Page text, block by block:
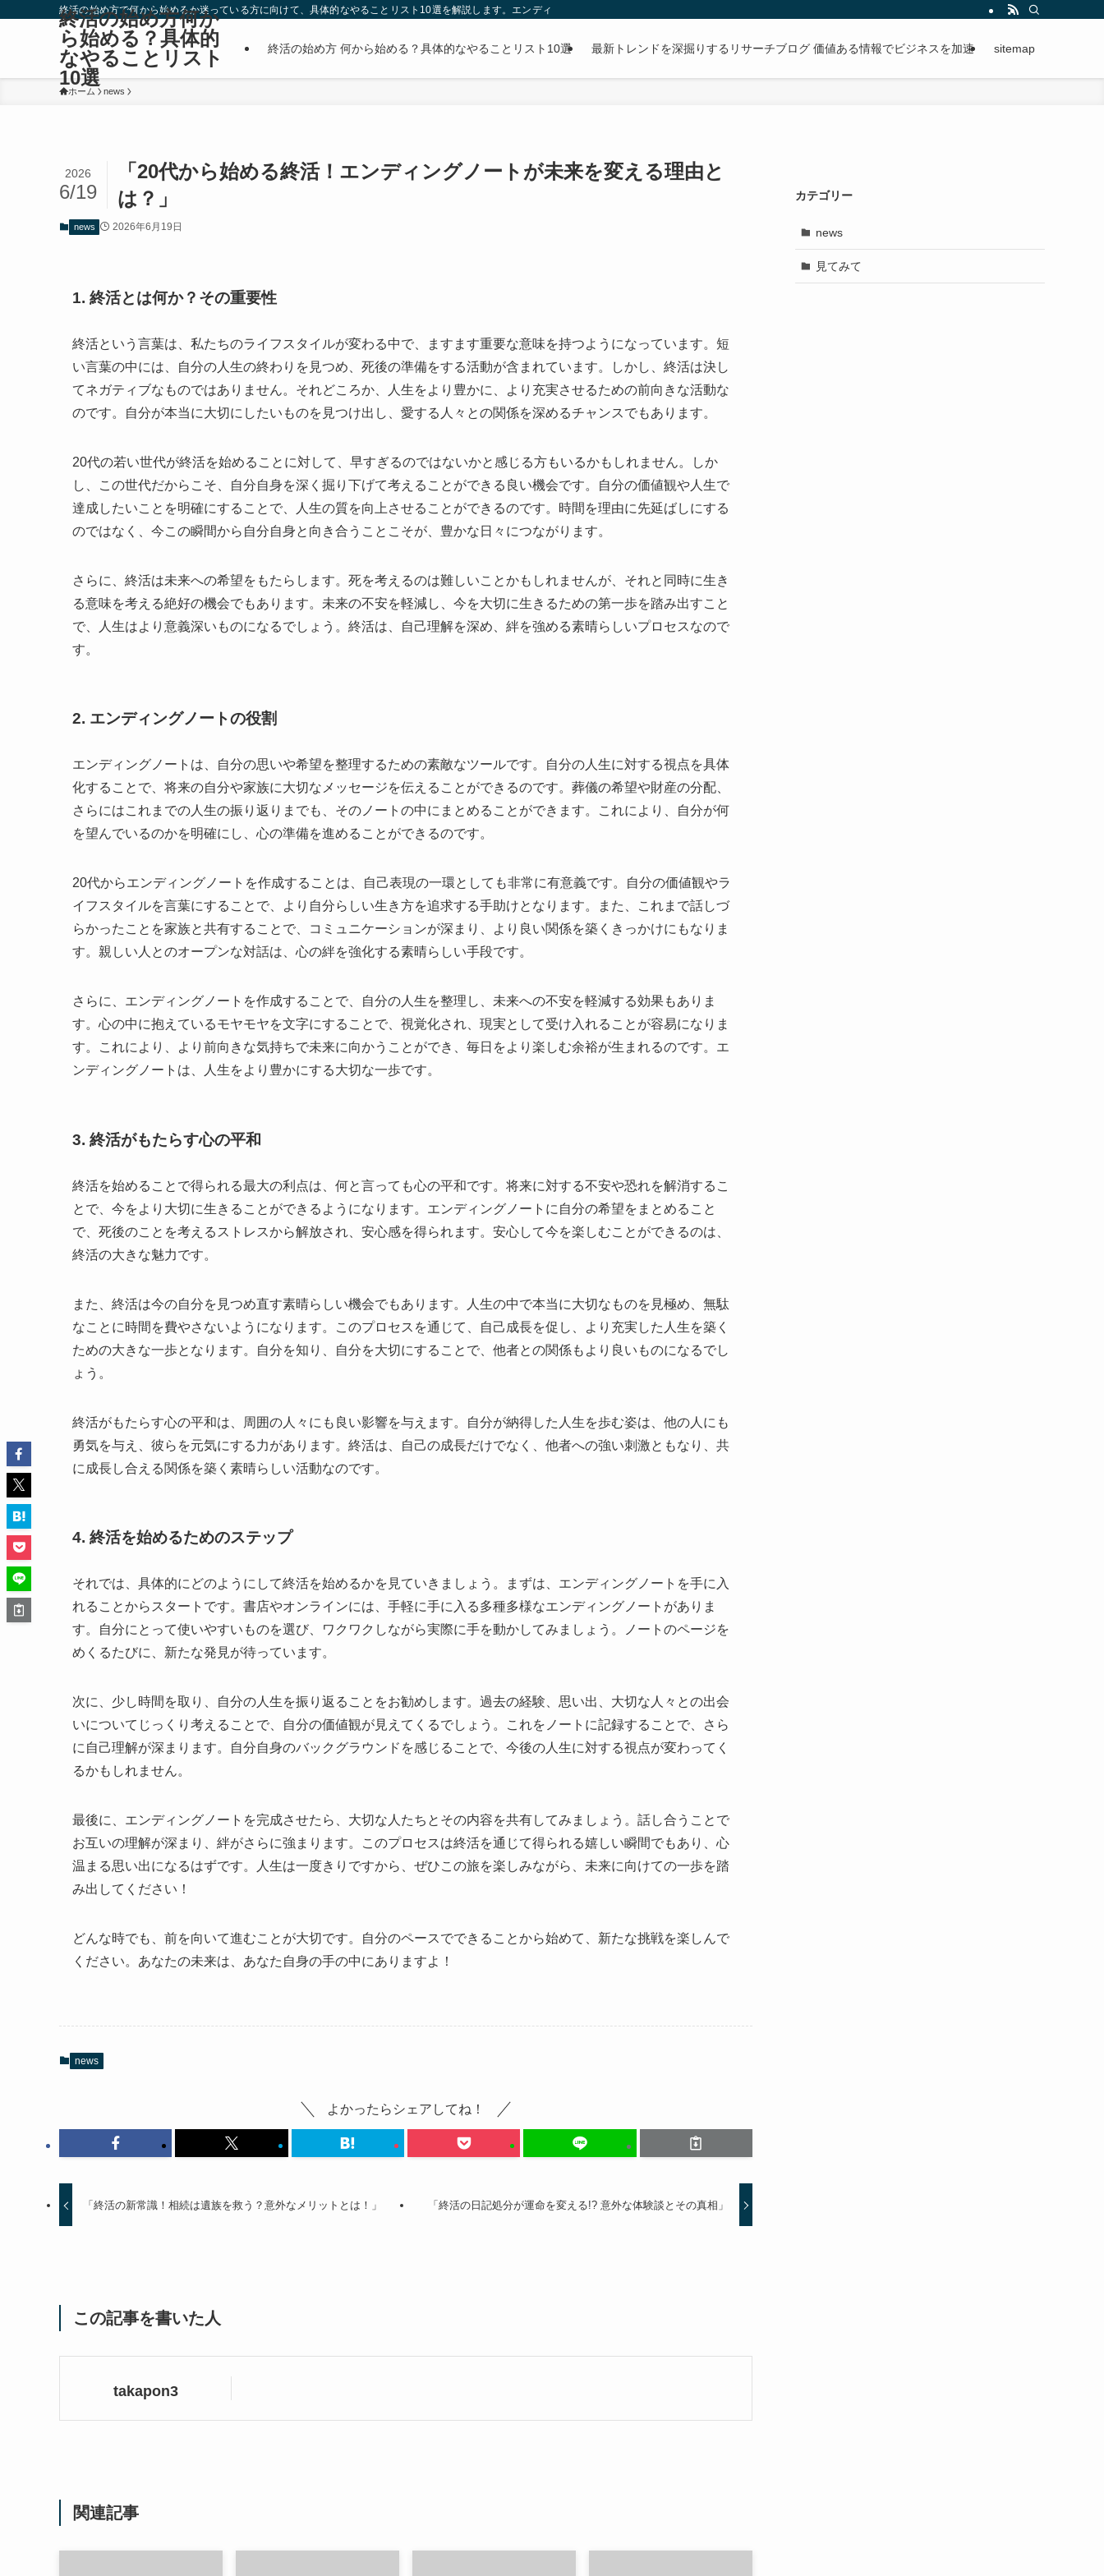
終活の始め方で何から始めるか迷っている方に向けて、具体的なやることリスト10選を解説します。エンディングノートの書き方から財産整理まで、段階的に進められる手順を紹介。
終活の始め方何か
ら始める？具体的
なやることリスト
10選
終活の始め方 何から始める？具体的なやることリスト10選 最新トレンドを深掘りするリサーチブログ 価値ある情報でビジネスを加速 sitemap
ホーム news
「20代から始める終活！エンディングノートが未来を変える理由と
は？」
2026
6/19
news 2026年6月19日
1. 終活とは何か？その重要性
終活という言葉は、私たちのライフスタイルが変わる中で、ますます重要な意味を持つようになっています。短
い言葉の中には、自分の人生の終わりを見つめ、死後の準備をする活動が含まれています。しかし、終活は決し
てネガティブなものではありません。それどころか、人生をより豊かに、より充実させるための前向きな活動な
のです。自分が本当に大切にしたいものを見つけ出し、愛する人々との関係を深めるチャンスでもあります。
20代の若い世代が終活を始めることに対して、早すぎるのではないかと感じる方もいるかもしれません。しか
し、この世代だからこそ、自分自身を深く掘り下げて考えることができる良い機会です。自分の価値観や人生で
達成したいことを明確にすることで、人生の質を向上させることができるのです。時間を理由に先延ばしにする
のではなく、今この瞬間から自分自身と向き合うことこそが、豊かな日々につながります。
さらに、終活は未来への希望をもたらします。死を考えるのは難しいことかもしれませんが、それと同時に生き
る意味を考える絶好の機会でもあります。未来の不安を軽減し、今を大切に生きるための第一歩を踏み出すこと
で、人生はより意義深いものになるでしょう。終活は、自己理解を深め、絆を強める素晴らしいプロセスなので
す。
2. エンディングノートの役割
エンディングノートは、自分の思いや希望を整理するための素敵なツールです。自分の人生に対する視点を具体
化することで、将来の自分や家族に大切なメッセージを伝えることができるのです。葬儀の希望や財産の分配、
さらにはこれまでの人生の振り返りまでも、そのノートの中にまとめることができます。これにより、自分が何
を望んでいるのかを明確にし、心の準備を進めることができるのです。
20代からエンディングノートを作成することは、自己表現の一環としても非常に有意義です。自分の価値観やラ
イフスタイルを言葉にすることで、より自分らしい生き方を追求する手助けとなります。また、これまで話しづ
らかったことを家族と共有することで、コミュニケーションが深まり、より良い関係を築くきっかけにもなりま
す。親しい人とのオープンな対話は、心の絆を強化する素晴らしい手段です。
さらに、エンディングノートを作成することで、自分の人生を整理し、未来への不安を軽減する効果もありま
す。心の中に抱えているモヤモヤを文字にすることで、視覚化され、現実として受け入れることが容易になりま
す。これにより、より前向きな気持ちで未来に向かうことができ、毎日をより楽しむ余裕が生まれるのです。エ
ンディングノートは、人生をより豊かにする大切な一歩です。
3. 終活がもたらす心の平和
終活を始めることで得られる最大の利点は、何と言っても心の平和です。将来に対する不安や恐れを解消するこ
とで、今をより大切に生きることができるようになります。エンディングノートに自分の希望をまとめること
で、死後のことを考えるストレスから解放され、安心感を得られます。安心して今を楽しむことができるのは、
終活の大きな魅力です。
また、終活は今の自分を見つめ直す素晴らしい機会でもあります。人生の中で本当に大切なものを見極め、無駄
なことに時間を費やさないようになります。このプロセスを通じて、自己成長を促し、より充実した人生を築く
ための大きな一歩となります。自分を知り、自分を大切にすることで、他者との関係もより良いものになるでし
ょう。
終活がもたらす心の平和は、周囲の人々にも良い影響を与えます。自分が納得した人生を歩む姿は、他の人にも
勇気を与え、彼らを元気にする力があります。終活は、自己の成長だけでなく、他者への強い刺激ともなり、共
に成長し合える関係を築く素晴らしい活動なのです。
4. 終活を始めるためのステップ
それでは、具体的にどのようにして終活を始めるかを見ていきましょう。まずは、エンディングノートを手に入
れることからスタートです。書店やオンラインには、手軽に手に入る多種多様なエンディングノートがありま
す。自分にとって使いやすいものを選び、ワクワクしながら実際に手を動かしてみましょう。ノートのページを
めくるたびに、新たな発見が待っています。
次に、少し時間を取り、自分の人生を振り返ることをお勧めします。過去の経験、思い出、大切な人々との出会
いについてじっくり考えることで、自分の価値観が見えてくるでしょう。これをノートに記録することで、さら
に自己理解が深まります。自分自身のバックグラウンドを感じることで、今後の人生に対する視点が変わってく
るかもしれません。
最後に、エンディングノートを完成させたら、大切な人たちとその内容を共有してみましょう。話し合うことで
お互いの理解が深まり、絆がさらに強まります。このプロセスは終活を通じて得られる嬉しい瞬間でもあり、心
温まる思い出になるはずです。人生は一度きりですから、ぜひこの旅を楽しみながら、未来に向けての一歩を踏
み出してください！
どんな時でも、前を向いて進むことが大切です。自分のペースでできることから始めて、新たな挑戦を楽しんで
ください。あなたの未来は、あなた自身の手の中にありますよ！
news
よかったらシェアしてね！
「終活の新常識！相続は遺族を救う？意外なメリットとは！」 「終活の日記処分が運命を変える!? 意外な体験談とその真相」
この記事を書いた人
takapon3
関連記事
カテゴリー
news
見てみて